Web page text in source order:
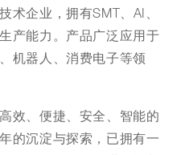
术企业，拥有SMT、AI、
产能力。产品广泛应用于
机器人、消费电子等领
效、便捷、安全、智能的
的沉淀与探索，已拥有一